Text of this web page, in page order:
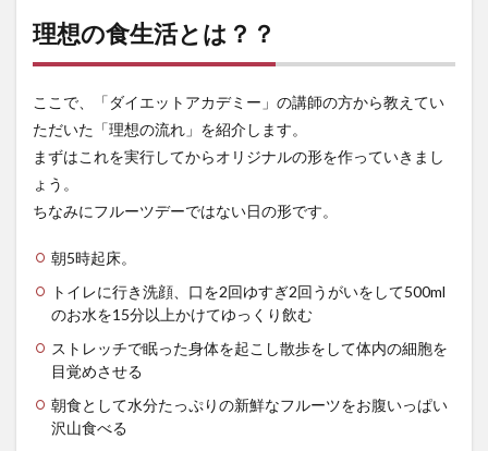
りに
行
動！
の生
適応
させ
の後
2.3
「理
想の
日」
に対
理解
と考
理想の食生活とは？？
ここで、「ダイエットアカデミー」の講師の方から教えてい
ただいた「理想の流れ」を紹介します。
まずはこれを実行してからオリジナルの形を作っていきまし
ょう。
ちなみにフルーツデーではない日の形です。
朝5時起床。
トイレに行き洗顔、口を2回ゆすぎ2回うがいをして500ml
のお水を15分以上かけてゆっくり飲む
ストレッチで眠った身体を起こし散歩をして体内の細胞を
目覚めさせる
朝食として水分たっぷりの新鮮なフルーツをお腹いっぱい
沢山食べる